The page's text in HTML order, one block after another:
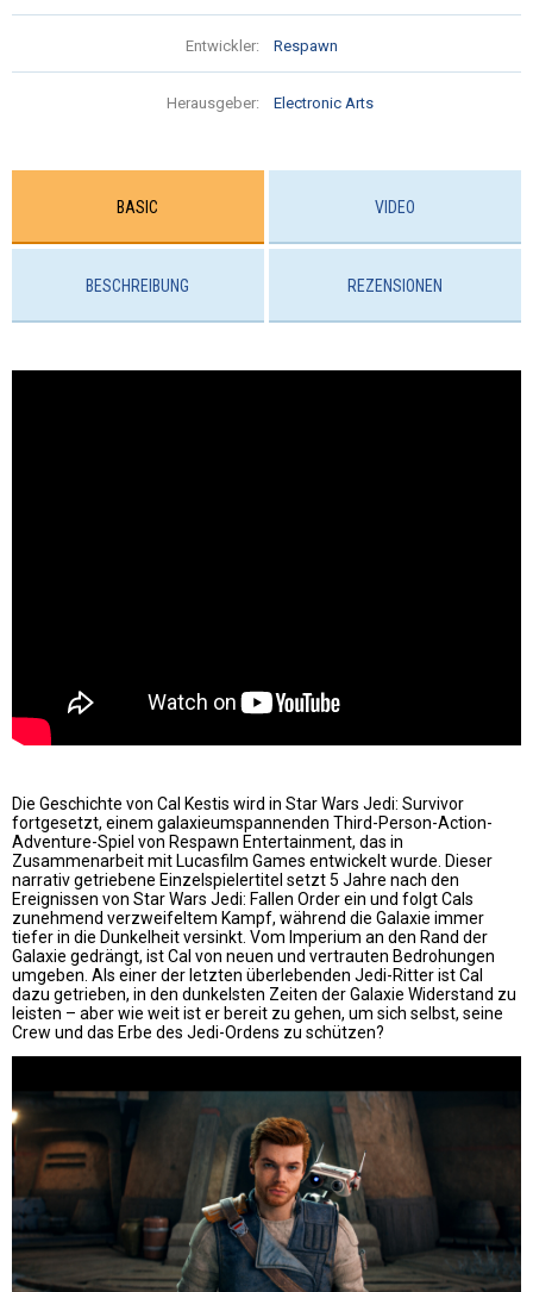
Entwickler: Respawn
Herausgeber: Electronic Arts
BASIC VIDEO
BESCHREIBUNG REZENSIONEN
Die Geschichte von Cal Kestis wird in Star Wars Jedi: Survivor
fortgesetzt, einem galaxieumspannenden Third-Person-Action-
Adventure-Spiel von Respawn Entertainment, das in
Zusammenarbeit mit Lucasfilm Games entwickelt wurde. Dieser
narrativ getriebene Einzelspielertitel setzt 5 Jahre nach den
Ereignissen von Star Wars Jedi: Fallen Order ein und folgt Cals
zunehmend verzweifeltem Kampf, während die Galaxie immer
tiefer in die Dunkelheit versinkt. Vom Imperium an den Rand der
Galaxie gedrängt, ist Cal von neuen und vertrauten Bedrohungen
umgeben. Als einer der letzten überlebenden Jedi-Ritter ist Cal
dazu getrieben, in den dunkelsten Zeiten der Galaxie Widerstand zu
leisten – aber wie weit ist er bereit zu gehen, um sich selbst, seine
Crew und das Erbe des Jedi-Ordens zu schützen?